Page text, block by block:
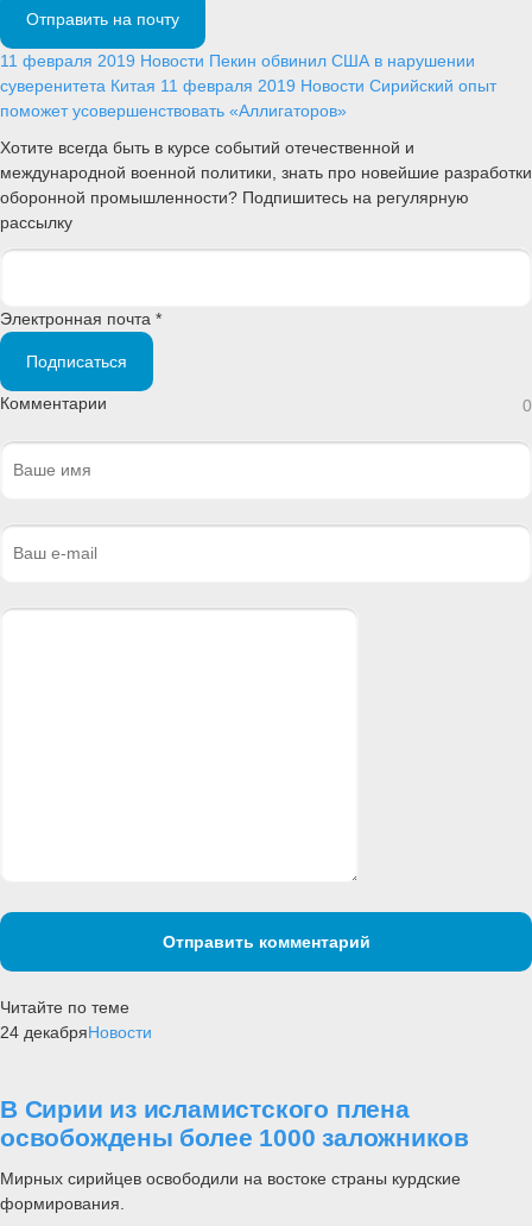
Отправить на почту
11 февраля 2019 Новости Пекин обвинил США в нарушении
суверенитета Китая 11 февраля 2019 Новости Сирийский опыт
поможет усовершенствовать «Аллигаторов»
Хотите всегда быть в курсе событий отечественной и
международной военной политики, знать про новейшие разработки
оборонной промышленности? Подпишитесь на регулярную
рассылку
Электронная почта *
Подписаться
Комментарии 0
Отправить комментарий
Читайте по теме
24 декабряНовости
В Сирии из исламистского плена
освобождены более 1000 заложников
Мирных сирийцев освободили на востоке страны курдские
формирования.